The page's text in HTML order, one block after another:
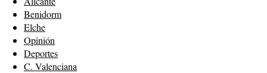
Benidorm
Elche
Opinión
Deportes
C. Valenciana